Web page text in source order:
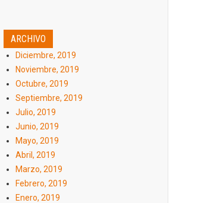
ARCHIVO
Diciembre, 2019
Noviembre, 2019
Octubre, 2019
Septiembre, 2019
Julio, 2019
Junio, 2019
Mayo, 2019
Abril, 2019
Marzo, 2019
Febrero, 2019
Enero, 2019